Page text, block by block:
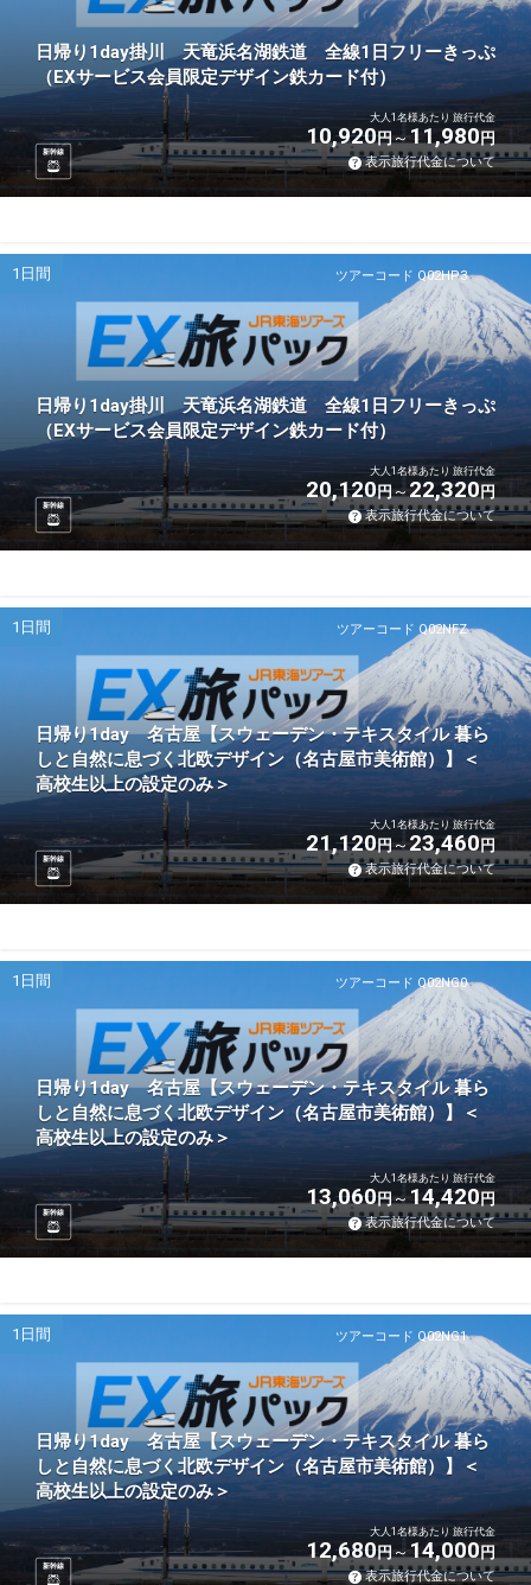
日帰り1day掛川 天竜浜名湖鉄道 全線1日フリーきっぷ
（EXサービス会員限定デザイン鉄カード付）
新幹線
大人1名様あたり 旅行代金
10,920円 11,980円
表示旅行代金について
ツアーコード Q02HP3
1日間
日帰り1day掛川 天竜浜名湖鉄道 全線1日フリーきっぷ
（EXサービス会員限定デザイン鉄カード付）
新幹線
大人1名様あたり 旅行代金
20,120円 22,320円
表示旅行代金について
ツアーコード Q02NFZ
1日間
日帰り1day 名古屋【スウェーデン・テキスタイル 暮ら
しと自然に息づく北欧デザイン（名古屋市美術館）】＜
高校生以上の設定のみ＞
新幹線
大人1名様あたり 旅行代金
21,120円 23,460円
表示旅行代金について
ツアーコード Q02NG0
1日間
日帰り1day 名古屋【スウェーデン・テキスタイル 暮ら
しと自然に息づく北欧デザイン（名古屋市美術館）】＜
高校生以上の設定のみ＞
新幹線
大人1名様あたり 旅行代金
13,060円 14,420円
表示旅行代金について
ツアーコード Q02NG1
1日間
日帰り1day 名古屋【スウェーデン・テキスタイル 暮ら
しと自然に息づく北欧デザイン（名古屋市美術館）】＜
高校生以上の設定のみ＞
新幹線
大人1名様あたり 旅行代金
12,680円 14,000円
表示旅行代金について